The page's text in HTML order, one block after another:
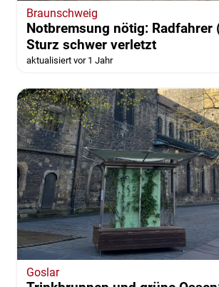
Braunschweig
Notbremsung nötig: Radfahrer
Sturz schwer verletzt
aktualisiert vor 1 Jahr
Goslar